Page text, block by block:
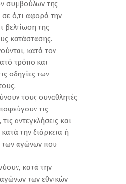
συμβούλων της
ό,τι αφορά την
βελτίωση της
κατάστασης.
κατά τον
τρόπο και
οδηγίες των
τους συναθλητές
τις
αντεγκλήσεις και
την διάρκεια ή
των αγώνων που
κατά την
των εθνικών